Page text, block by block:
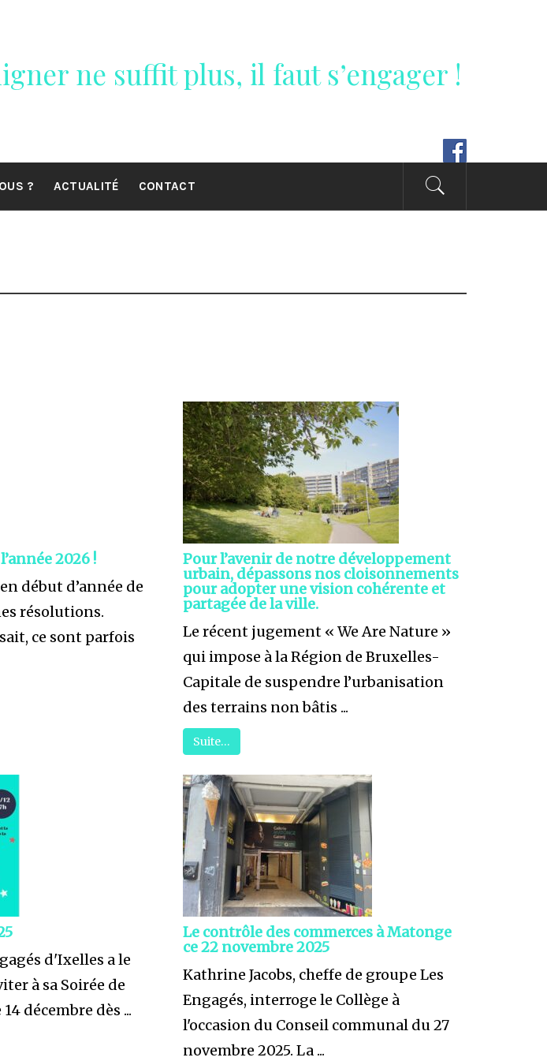
ne suffit plus, il faut s’engager !
? ACTUALITÉ CONTACT
2026 !
début d’année de
résolutions.
ce sont parfois
Pour l’avenir de notre développement
urbain, dépassons nos cloisonnements
pour adopter une vision cohérente et
partagée de la ville.
Le récent jugement « We Are Nature »
qui impose à la Région de Bruxelles-
Capitale de suspendre l’urbanisation
des terrains non bâtis ...
Suite…
d'Ixelles a le
à sa Soirée de
décembre dès ...
Le contrôle des commerces à Matonge
ce 22 novembre 2025
Kathrine Jacobs, cheffe de groupe Les
Engagés, interroge le Collège à
l'occasion du Conseil communal du 27
novembre 2025. La ...